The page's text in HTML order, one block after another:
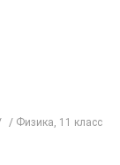
Физика, 11 класс